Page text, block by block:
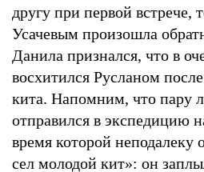
другу при первой встрече,
Усачевым произошла
Данила признался, что в
восхитился Русланом
кита. Напомним, что пару
отправился в экспедицию
время которой неподалеку
сел молодой кит»: он